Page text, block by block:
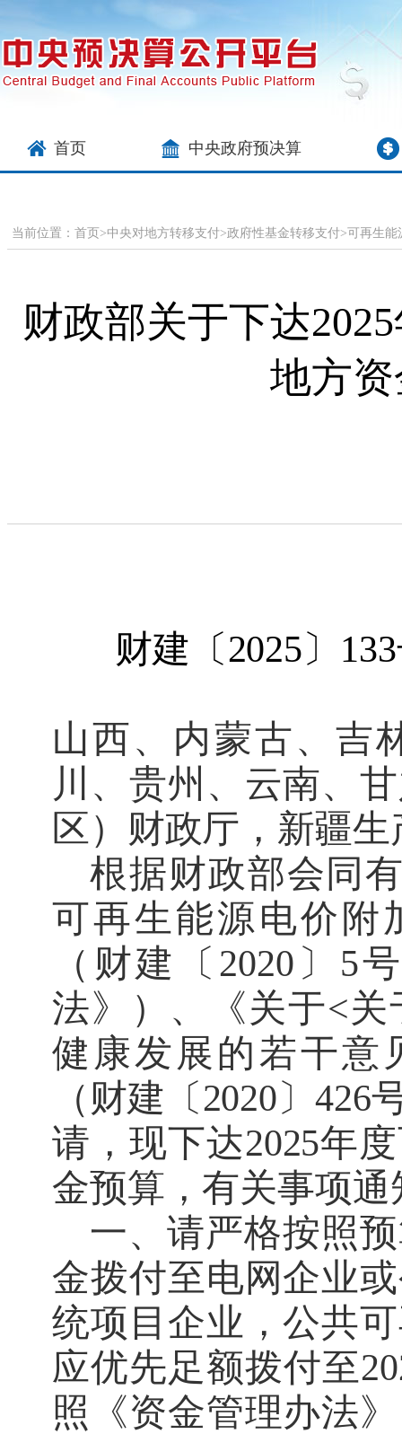
首页 中央政府预决算
当前位置： 首页 >中央对地方转移支付>政府性基金转移支付>可再生能
财政部关于下达
地方
财建〔2025〕 133
山西、内蒙古、吉
川、贵州、云南、
区）财政厅，新疆
根据财政部会同
可再生能源电价附
（财建〔 2020 〕 5
法》）、《关于<关
健康发展的若干意
（财建〔2020〕 426
请，现下达2025年
金预算 ，有关事项通
一、请严格按照
金拨付至电网企业
统项目企业 ，公共
应优先足额拨付至
照《资金管理办法》